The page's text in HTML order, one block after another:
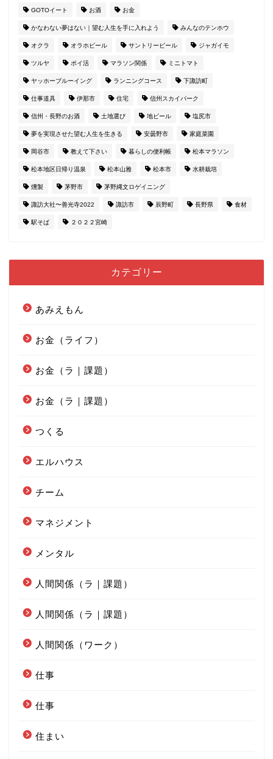
GOTOイート お酒 お金
かなわない夢はない｜望む人生を手に入れよう みんなのテンホウ
オクラ オラホビール サントリービール ジャガイモ
ツルヤ ポイ活 マラソン関係 ミニトマト
ヤッホーブルーイング ランニングコース 下諏訪町
仕事道具 伊那市 住宅 信州スカイパーク
信州・長野のお酒 土地選び 地ビール 塩尻市
夢を実現させた望む人生を生きる 安曇野市 家庭菜園
岡谷市 教えて下さい 暮らしの便利帳 松本マラソン
松本地区日帰り温泉 松本山雅 松本市 水耕栽培
燻製 茅野市 茅野縄文ロゲイニング
諏訪大社〜善光寺2022 諏訪市 辰野町 長野県 食材
駅そば ２０２２宮崎
カテゴリー
あみえもん
お金（ライフ）
お金（ラ｜課題）
お金（ラ｜課題）
つくる
エルハウス
チーム
マネジメント
メンタル
人間関係（ラ｜課題）
人間関係（ラ｜課題）
人間関係（ワーク）
仕事
仕事
住まい